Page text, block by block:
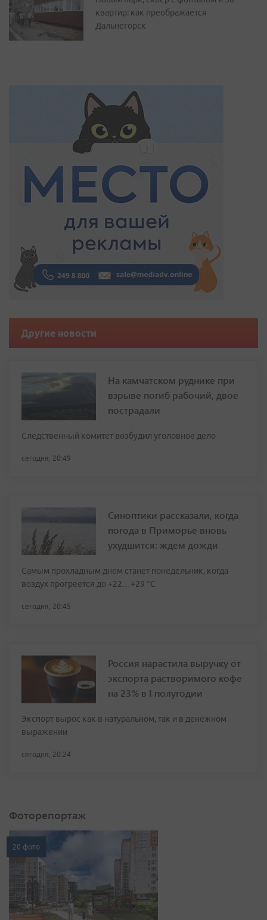
квартир: как преображается
Дальнегорск
Другие новости
На камчатском руднике при
взрыве погиб рабочий, двое
пострадали
Следственный комитет возбудил уголовное дело
сегодня, 20:49
Синоптики рассказали, когда
погода в Приморье вновь
ухудшится: ждем дожди
Самым прохладным днем станет понедельник, когда
воздух прогреется до +22…+29 °С
сегодня, 20:45
Россия нарастила выручку от
экспорта растворимого кофе
на 23% в I полугодии
Экспорт вырос как в натуральном, так и в денежном
выражении
сегодня, 20:24
Фоторепортаж
20 фото